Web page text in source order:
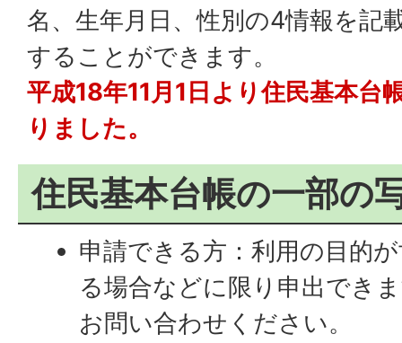
名、生年月日、性別の4情報を記
することができます。
平成18年11月1日より住民基本台
りました。
住民基本台帳の一部の
申請できる方：利用の目的
る場合などに限り申出でき
お問い合わせください。